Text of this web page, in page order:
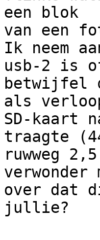
een blok
van een
Ik neem
usb-2 is
betwijfel
als
SD-kaart
traagte
ruwweg
over dat
jullie?